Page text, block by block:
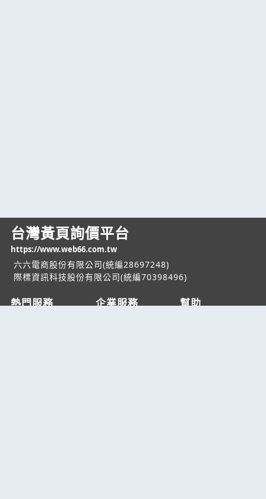
台灣黃頁詢價平台
https://www.web66.com.tw
六六電商股份有限公司(統編28697248)
際標資訊科技股份有限公司(統編70398496)
熱門服務 企業服務 幫助